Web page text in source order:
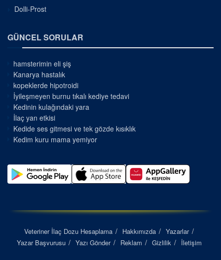
Dolli-Prost
GÜNCEL SORULAR
hamsterimin eli şiş
Kanarya hastalık
kopeklerde hipotroidi
İyileşmeyen burnu tıkalı kediye tedavi
Kedinin kulağındaki yara
İlaç yan etkisi
Kedide ses gitmesi ve tek gözde kısıklık
Kedim kuru mama yemiyor
Veteriner İlaç Dozu Hesaplama Hakkımızda
Yazarlar
Yazar Başvurusu
Yazı Gönder Reklam Gizlilik İletişim